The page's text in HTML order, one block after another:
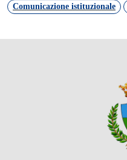
Comunicazione istituzionale